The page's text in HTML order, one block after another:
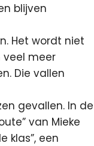
blijven
Het wordt niet
veel meer
Die vallen
gevallen. In de
van Mieke
klas”, een